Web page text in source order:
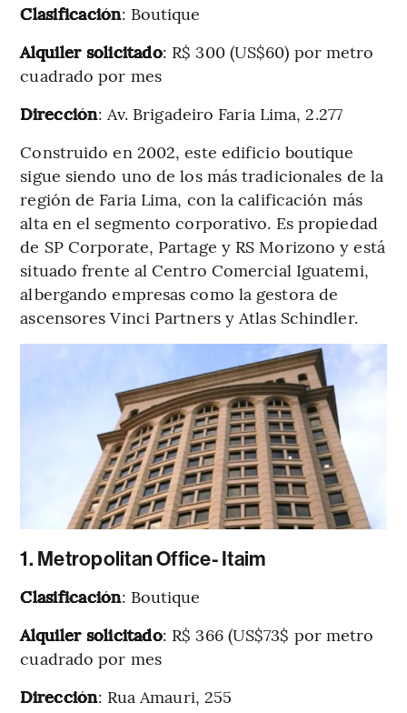
Clasificación: Boutique
Alquiler solicitado: R$ 300 (US$60) por metro
cuadrado por mes
Dirección: Av. Brigadeiro Faria Lima, 2.277
Construido en 2002, este edificio boutique
sigue siendo uno de los más tradicionales de la
región de Faria Lima, con la calificación más
alta en el segmento corporativo. Es propiedad
de SP Corporate, Partage y RS Morizono y está
situado frente al Centro Comercial Iguatemi,
albergando empresas como la gestora de
ascensores Vinci Partners y Atlas Schindler.
1. Metropolitan Office- Itaim
Clasificación: Boutique
Alquiler solicitado: R$ 366 (US$73$ por metro
cuadrado por mes
Dirección: Rua Amauri, 255